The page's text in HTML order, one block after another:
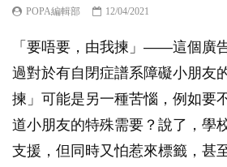
POPA編輯部 12/04/2021
「要唔要，由我揀」——這個廣
過對於有自閉症譜系障礙小朋友
揀」可能是另一種苦惱，例如要
道小朋友的特殊需要？說了，學
支援，但同時又怕惹來標籤，甚